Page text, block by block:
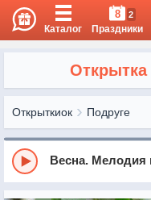
Каталог
8 2
Праздники
Открытка
Открыткиок Подруге
Весна. Мелодия